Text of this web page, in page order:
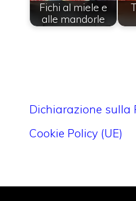
Fichi al miele e
alle mandorle
Dichiarazione sulla
Cookie Policy (UE)